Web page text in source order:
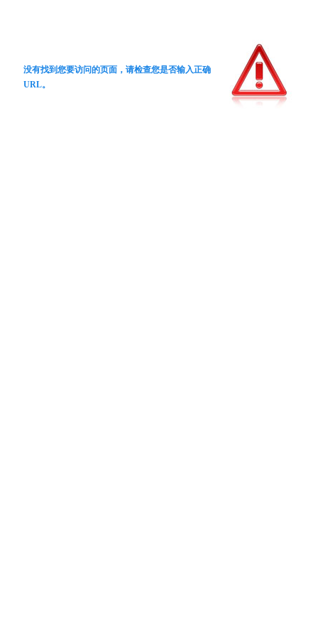
没有找到您要访问的页面，请检查您是否输入正确
URL。